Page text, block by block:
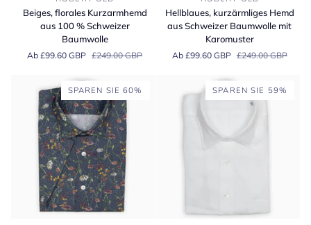
florales
Kurzarmhemd
Baumwolle
Beiges, florales Kurzarmhemd
aus 100 % Schweizer
Baumwolle
Ab £99.60 GBP £249.00 GBP
kurzärmliges
Hemd
Baumwolle
Karomuster
Hellblaues, kurzärmliges Hemd
aus Schweizer Baumwolle mit
Karomuster
Ab £99.60 GBP £249.00 GBP
SPAREN SIE 60% SPAREN SIE 59%